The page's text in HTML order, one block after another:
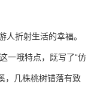
折射生活的幸福。
一哦特点，既写了“仿
，几株桃树错落有致